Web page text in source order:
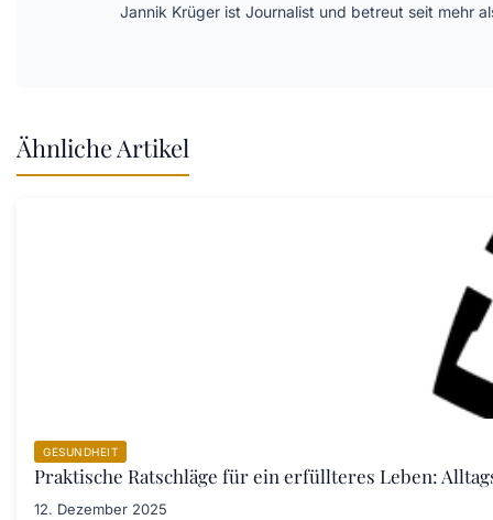
Jannik Krüger ist Journalist und betreut seit mehr
Ähnliche Artikel
GESUNDHEIT
Praktische Ratschläge für ein erfüllteres Leben:
12. Dezember 2025